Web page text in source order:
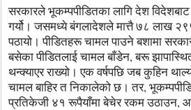
सरकारले भूकम्पपीडितका लागि देश
गर्यो। जसमध्ये बंगलादेशले मात्तै ७८ लाख
पठायो। पीडितहरू चामल पाउने बशामा
बसेका पीडितलाई चामल बाँडेन, बरू
थन्क्याएर राख्यो। एक वर्षपछि जब कुहिन
चामल बाहिर त निकालेको छ। तर,
प्रतिकेजी ४१ रूपैयाँमा बेचेर रकम उठाउन,